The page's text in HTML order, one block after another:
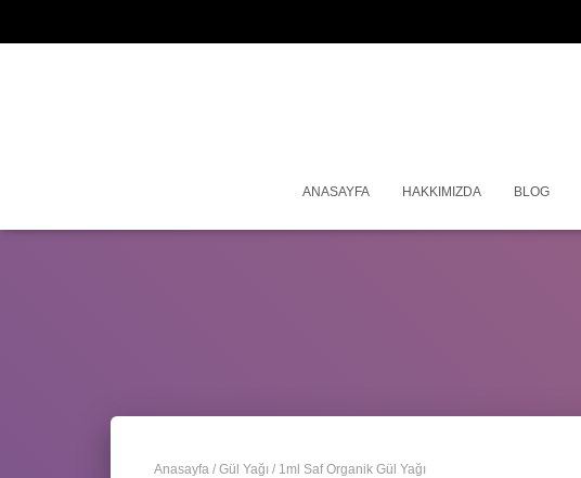
ANASAYFA HAKKIMIZDA BLOG
Anasayfa / Gül Yağı / 1ml Saf Organik Gül Yağı